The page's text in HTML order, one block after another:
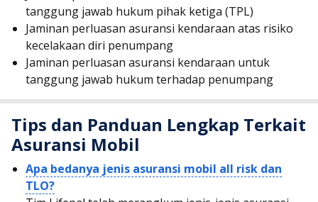
tanggung jawab hukum pihak ketiga (TPL)
Jaminan perluasan asuransi kendaraan atas risiko
kecelakaan diri penumpang
Jaminan perluasan asuransi kendaraan untuk
tanggung jawab hukum terhadap penumpang
Tips dan Panduan Lengkap Terkait
Asuransi Mobil
Apa bedanya jenis asuransi mobil all risk dan
TLO?